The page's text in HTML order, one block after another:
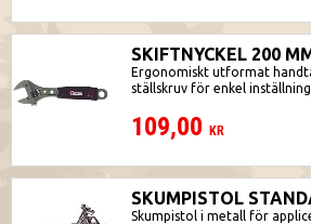
SKIFTNYCKEL 200
Ergonomiskt utformat
ställskruv för enkel
109,00 KR
SKUMPISTOL
Skumpistol i metall för